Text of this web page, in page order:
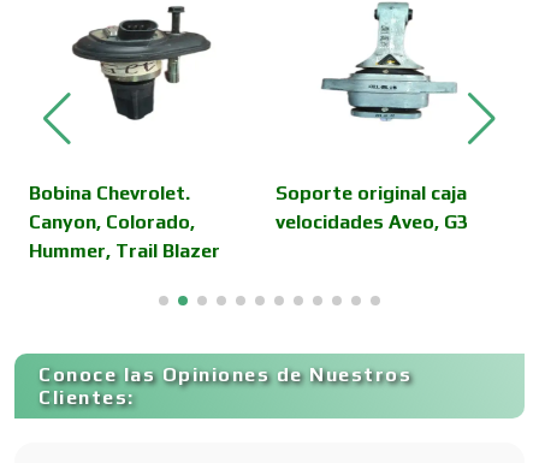
Cámaras de Comercio
Cancelería de Aluminio
Capacitación
Bobina Chevrolet.
Canyon, Colorado,
Hummer, Trail Blazer
Soporte original caja
velocidades Aveo, G3
Conoce las Opiniones de Nuestros
Clientes: